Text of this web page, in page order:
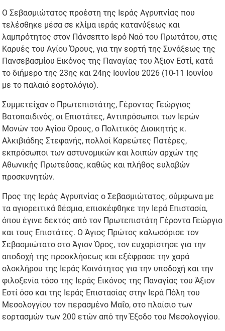
Ο Σεβασμιώτατος προέστη της Ιεράς Αγρυπνίας που
τελέσθηκε μέσα σε κλίμα ιεράς κατανύξεως και
λαμπρότητος στον Πάνσεπτο Ιερό Ναό του Πρωτάτου, στις
Καρυές του Αγίου Όρους, για την εορτή της Συνάξεως της
Πανσεβασμίου Εικόνος της Παναγίας του Άξιον Εστί, κατά
το διήμερο της 23ης και 24ης Ιουνίου 2026 (10-11 Ιουνίου
με το παλαιό εορτολόγιο).
Συμμετείχαν ο Πρωτεπιστάτης, Γέροντας Γεώργιος
Βατοπαιδινός, οι Επιστάτες, Αντιπρόσωποι των Ιερών
Μονών του Αγίου Όρους, ο Πολιτικός Διοικητής κ.
Αλκιβιάδης Στεφανής, πολλοί Καρεώτες Πατέρες,
εκπρόσωποι των αστυνομικών και λοιπών αρχών της
Αθωνικής Πρωτεύσας, καθώς και πλήθος ευλαβών
προσκυνητών.
Προς της Ιεράς Αγρυπνίας ο Σεβασμιώτατος, σύμφωνα με
τα αγιορειτικά θέσμια, επισκέφθηκε την Ιερά Επιστασία,
όπου έγινε δεκτός από τον Πρωτεπιστάτη Γέροντα Γεώργιο
και τους Επιστάτες. Ο Άγιος Πρώτος καλωσόρισε τον
Σεβασμιώτατο στο Άγιον Όρος, τον ευχαρίστησε για την
αποδοχή της προσκλήσεως και εξέφρασε την χαρά
ολοκλήρου της Ιεράς Κοινότητος για την υποδοχή και την
φιλοξενία τόσο της Ιεράς Εικόνος της Παναγίας του Άξιον
Εστί όσο και της Ιεράς Επιστασίας στην Ιερά Πόλη του
Μεσολογγίου τον περασμένο Μαΐο, στο πλαίσιο των
εορτασμών των 200 ετών από την Έξοδο του Μεσολογγίου.